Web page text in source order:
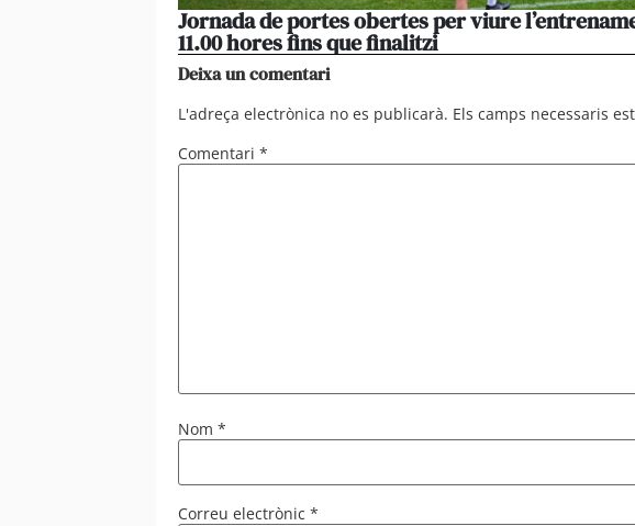
Jornada de portes obertes per viure
11.00 hores fins que finalitzi
Deixa un comentari
L'adreça electrònica no es publicarà. Els camps necessaris
Comentari *
Nom *
Correu electrònic *